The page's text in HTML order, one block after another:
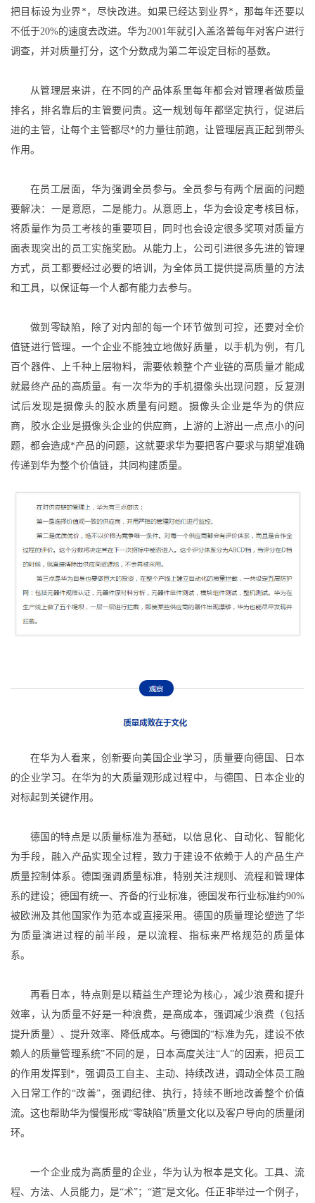
把目标设为业界*，尽快改进。如果已经达到业界*，那每年还要以
不低于20%的速度去改进。华为2001年就引入盖洛普每年对客户进行
调查，并对质量打分，这个分数成为第二年设定目标的基数。
从管理层来讲，在不同的产品体系里每年都会对管理者做质量
排名，排名靠后的主管要问责。这一规划每年都坚定执行，促进后
进的主管，让每个主管都尽*的力量往前跑，让管理层真正起到带头
作用。
在员工层面，华为强调全员参与。全员参与有两个层面的问题
要解决：一是意愿，二是能力。从意愿上，华为会设定考核目标，
将质量作为员工考核的重要项目，同时也会设定很多奖项对质量方
面表现突出的员工实施奖励。从能力上，公司引进很多先进的管理
方式，员工都要经过必要的培训，为全体员工提供提高质量的方法
和工具，以保证每一个人都有能力去参与。
做到零缺陷，除了对内部的每一个环节做到可控，还要对全价
值链进行管理。一个企业不能独立地做好质量，以手机为例，有几
百个器件、上千种上层物料，需要依赖整个产业链的高质量才能成
就最终产品的高质量。有一次华为的手机摄像头出现问题，反复测
试后发现是摄像头的胶水质量有问题。摄像头企业是华为的供应
商，胶水企业是摄像头企业的供应商，上游的上游出一点点小的问
题，都会造成*产品的问题，这就要求华为要把客户要求与期望准确
传递到华为整个价值链，共同构建质量。
在华为人看来，创新要向美国企业学习，质量要向德国、日本
的企业学习。在华为的大质量观形成过程中，与德国、日本企业的
对标起到关键作用。
德国的特点是以质量标准为基础，以信息化、自动化、智能化
为手段，融入产品实现全过程，致力于建设不依赖于人的产品生产
质量控制体系。德国强调质量标准，特别关注规则、流程和管理体
系的建设；德国有统一、齐备的行业标准，德国发布行业标准约90%
被欧洲及其他国家作为范本或直接采用。德国的质量理论塑造了华
为质量演进过程的前半段，是以流程、指标来严格规范的质量体
系。
再看日本，特点则是以精益生产理论为核心，减少浪费和提升
效率，认为质量不好是一种浪费，是高成本，强调减少浪费（包括
提升质量）、提升效率、降低成本。与德国的“标准为先，建设不依
赖人的质量管理系统”不同的是，日本高度关注“人”的因素，把员工
的作用发挥到*，强调员工自主、主动、持续改进，调动全体员工融
入日常工作的“改善”，强调纪律、执行，持续不断地改善整个价值
流。这也帮助华为慢慢形成“零缺陷”质量文化以及客户导向的质量闭
环。
一个企业成为高质量的企业，华为认为根本是文化。工具、流
程、方法、人员能力，是“术”；“道”是文化。任正非举过一个例子，